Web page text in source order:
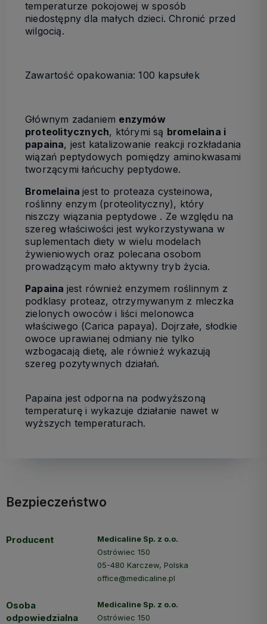
temperaturze pokojowej w sposób
niedostępny dla małych dzieci. Chronić przed
wilgocią.
Zawartość opakowania: 100 kapsułek
Głównym zadaniem enzymów
proteolitycznych, którymi są bromelaina i
papaina, jest katalizowanie reakcji rozkładania
wiązań peptydowych pomiędzy aminokwasami
tworzącymi łańcuchy peptydowe.
Bromelainajest to proteaza cysteinowa,
roślinny enzym (proteolityczny), który
niszczy wiązania peptydowe . Ze względu na
szereg właściwości jest wykorzystywana w
suplementach diety w wielu modelach
żywieniowych oraz polecana osobom
prowadzącym mało aktywny tryb życia.
Papaina jest również enzymem roślinnym z
podklasy proteaz, otrzymywanym z mleczka
zielonych owoców i liści melonowca
właściwego (Carica papaya). Dojrzałe, słodkie
owoce uprawianej odmiany nie tylko
wzbogacają dietę, ale również wykazują
szereg pozytywnych działań.
Papaina jest odporna na podwyższoną
temperaturę i wykazuje działanie nawet w
wyższych temperaturach.
Bezpieczeństwo
Producent
Medicaline Sp. z o.o.
Ostrówiec 150
05-480 Karczew, Polska
office@medicaline.pl
Osoba
odpowiedzialna
Medicaline Sp. z o.o.
Ostrówiec 150